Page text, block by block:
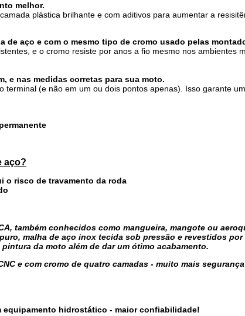
melhor.
plástica brilhante e com aditivos para aumentar a
de aço e com o mesmo tipo de cromo usado pelas
e o cromo resiste por anos a fio mesmo nos ambientes
e nas medidas corretas para sua moto.
terminal (e não em um ou dois pontos apenas). Isso garante
aço?
o risco de travamento da roda
também conhecidos como mangueira, mangote ou
malha de aço inox tecida sob pressão e revestidos por
da moto além de dar um ótimo acabamento.
e com cromo de quatro camadas - muito mais
equipamento hidrostático - maior confiabilidade!